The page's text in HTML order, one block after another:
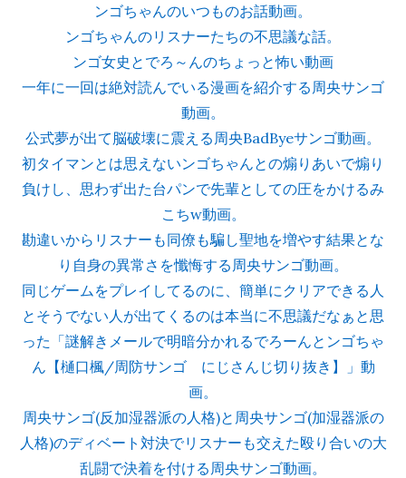
ンゴちゃんのいつものお話動画。
ンゴちゃんのリスナーたちの不思議な話。
ンゴ女史とでろ～んのちょっと怖い動画
一年に一回は絶対読んでいる漫画を紹介する周央サンゴ
動画。
公式夢が出て脳破壊に震える周央BadByeサンゴ動画。
初タイマンとは思えないンゴちゃんとの煽りあいで煽り
負けし、思わず出た台パンで先輩としての圧をかけるみ
こちw動画。
勘違いからリスナーも同僚も騙し聖地を増やす結果とな
り自身の異常さを懺悔する周央サンゴ動画。
同じゲームをプレイしてるのに、簡単にクリアできる人
とそうでない人が出てくるのは本当に不思議だなぁと思
った「謎解きメールで明暗分かれるでろーんとンゴちゃ
ん【樋口楓/周防サンゴ にじさんじ切り抜き】」動
画。
周央サンゴ(反加湿器派の人格)と周央サンゴ(加湿器派の
人格)のディベート対決でリスナーも交えた殴り合いの大
乱闘で決着を付ける周央サンゴ動画。